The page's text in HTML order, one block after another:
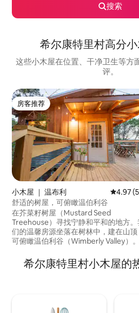
搜索
希尔康特里村高分
这些小木屋在位置、干净卫生等方
评。
房客推荐
房客推荐
小木屋 ｜ 温布利 平均评
4.97
舒适的树屋，可俯瞰温伯利谷
在芥菜籽树屋（Mustard Seed
Treehouse）寻找宁静和平和的地方。
们的温馨房源坐落在树林中，建在山顶
可俯瞰温伯利谷（Wimberly Valley）
边品尝咖啡，一边欣赏日出，还可以
品尝一杯美酒或热茶，一边欣赏日落
车程。房子备有充足的厨房必需品和沐
希尔康特里村小木屋的